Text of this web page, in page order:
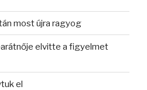
most újra ragyog
elvitte a figyelmet
el